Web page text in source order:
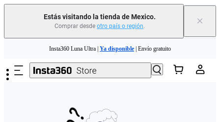
Estás visitando la tienda de Mexico.
Comprar desde otro país o región. ×
Insta360 Luna Ultra | Ya disponible | Envío gratuito
Insta360 Luna Ultra | | Envío gratuito